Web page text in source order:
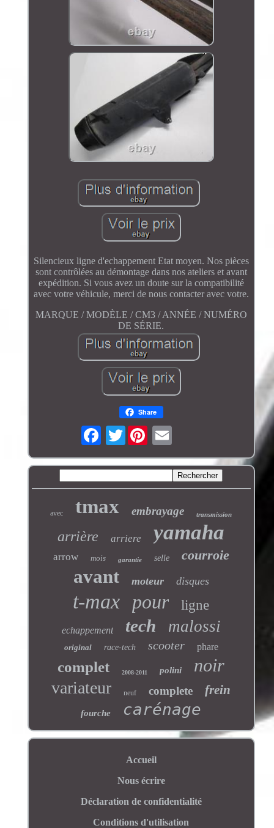
Silencieux ligne d'echappement Etat moyen. Nos pièces
sont contrôlées au démontage dans nos ateliers et avant
expédition. Si vous avez un doute sur la compatibilité
avec votre véhicule, merci de nous contacter avec votre.
MARQUE / MODÈLE / CM3 / ANNÉE / NUMÉRO
DE SÉRIE.
Share
Twitter
avec tmax embrayage transmission
arrière arriere yamaha
arrow mois garantie selle courroie
avant moteur disques
t-max pour ligne
echappement tech malossi
original race-tech scooter phare
complet 2008-2011 polini noir
variateur neuf complete frein
fourche carénage
Accueil
Nous écrire
Déclaration de confidentialité
Conditions d'utilisation